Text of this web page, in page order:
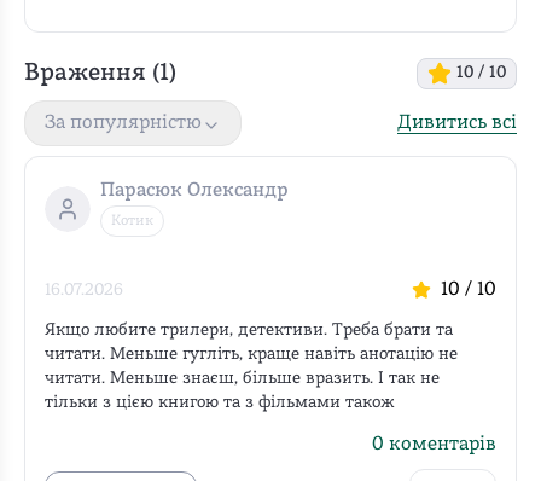
Враження (1) 10 / 10
За популярністю Дивитись всі
Парасюк Олександр
Котик
16.07.2026 10 / 10
Якщо любите трилери, детективи. Треба брати та
читати. Меньше гугліть, краще навіть анотацію не
читати. Меньше знаєш, більше вразить. І так не
тільки з цією книгою та з фільмами також
0 коментарів